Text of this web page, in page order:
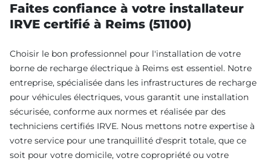
Faites confiance à votre installateur
IRVE certifié à Reims (51100)
Choisir le bon professionnel pour l'installation de votre
borne de recharge électrique à Reims est essentiel. Notre
entreprise, spécialisée dans les infrastructures de recharge
pour véhicules électriques, vous garantit une installation
sécurisée, conforme aux normes et réalisée par des
techniciens certifiés IRVE. Nous mettons notre expertise à
votre service pour une tranquillité d'esprit totale, que ce
soit pour votre domicile, votre copropriété ou votre